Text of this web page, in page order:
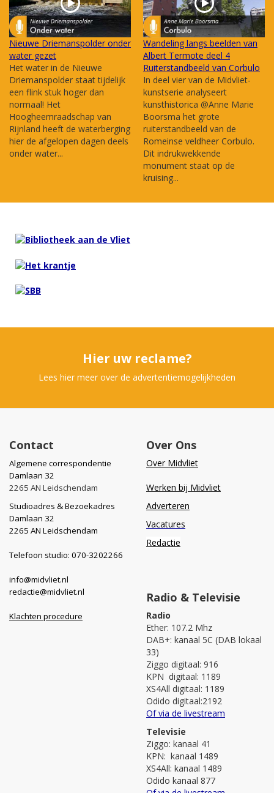
Nieuwe Driemanspolder onder
water gezet
Het water in de Nieuwe
Driemanspolder staat tijdelijk
een flink stuk hoger dan
normaal! Het
Hoogheemraadschap van
Rijnland heeft de waterberging
hier de afgelopen dagen deels
onder water...
Wandeling langs beelden van
Albert Termote deel 4
Ruiterstandbeeld van Corbulo
In deel vier van de Midvliet-
kunstserie analyseert
kunsthistorica @Anne Marie
Boorsma het grote
ruiterstandbeeld van de
Romeinse veldheer Corbulo.
Dit indrukwekkende
monument staat op de
kruising...
Hier uw reclame?
Lees hier meer over de advertentiemogelijkheden
Contact
Algemene correspondentie
Damlaan 32
2265 AN Leidschendam
Studioadres & Bezoekadres
Damlaan 32
2265 AN Leidschendam
Telefoon studio: 070-3202266
info@midvliet.nl
redactie@midvliet.nl
Klachten procedure
Over Ons
Over Midvliet
Werken bij Midvliet
Adverteren
Vacatures
Redactie
Radio & Televisie
Radio
Ether: 107.2 Mhz
DAB+: kanaal 5C (DAB lokaal
33)
Ziggo digitaal: 916
KPN digitaal: 1189
XS4All digitaal: 1189
Odido digitaal:2192
Of via de livestream
Televisie
Ziggo: kanaal 41
KPN: kanaal 1489
XS4All: kanaal 1489
Odido kanaal 877